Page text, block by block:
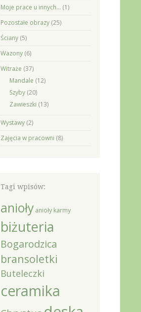
Moje prace u innych… (1)
Pozostałe obrazy(25)
Ściany(5)
Wazony(6)
Witraże (37)
Mandale (12)
Szyby(20)
Zawieszki (13)
Wystawy(2)
Zajęcia w pracowni (8)
Tagi wpisów:
anioły anioły karmy
biżuteria
Bogarodzica
bransoletki
Buteleczki
ceramika